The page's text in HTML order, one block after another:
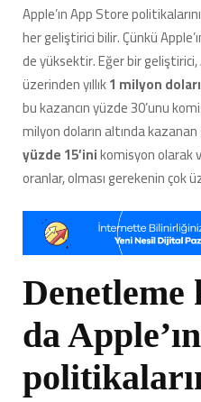
Apple’ın App Store
her geliştirici bilir. Çünkü
de yüksektir. Eğer bir
üzerinden yıllık1 milyon
bu kazancın yüzde 30’unu
milyon doların altında
yüzde 15’inikomisyon olarak
oranlar, olması gerekenin çok
Denetleme
da Apple’ın